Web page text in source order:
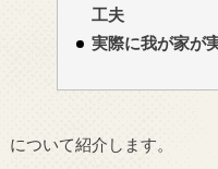
工夫
実際に我が家が
について紹介します。